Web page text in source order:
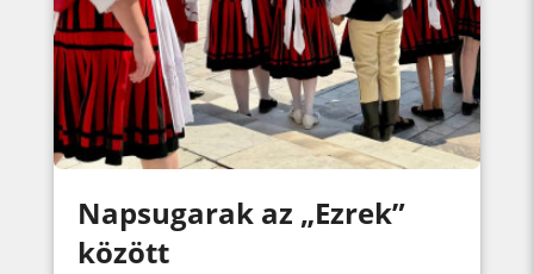
Napsugarak az „Ezrek”
között